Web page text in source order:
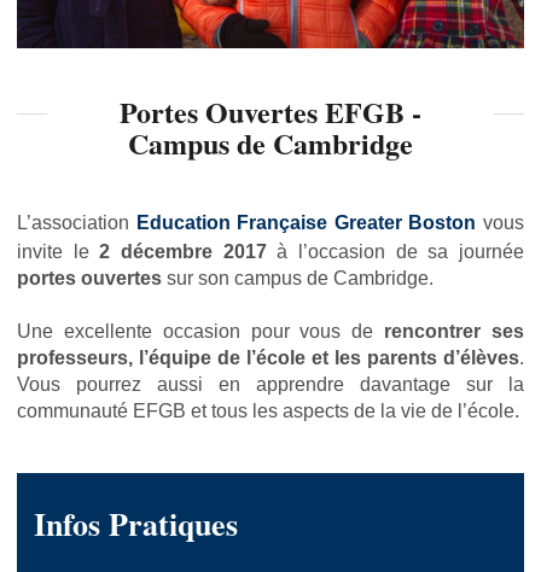
Portes Ouvertes EFGB -
Campus de Cambridge
L’association Education Française Greater Boston vous
invite le2 décembre 2017à l’occasion de sa journée
portes ouvertes sur son campus de Cambridge.
Une excellente occasion pour vous de rencontrer ses
professeurs, l’équipe de l’école et les parents d’élèves.
Vous pourrez aussi en apprendre davantage sur la
communauté EFGB et tous les aspects de la vie de l’école.
Infos Pratiques